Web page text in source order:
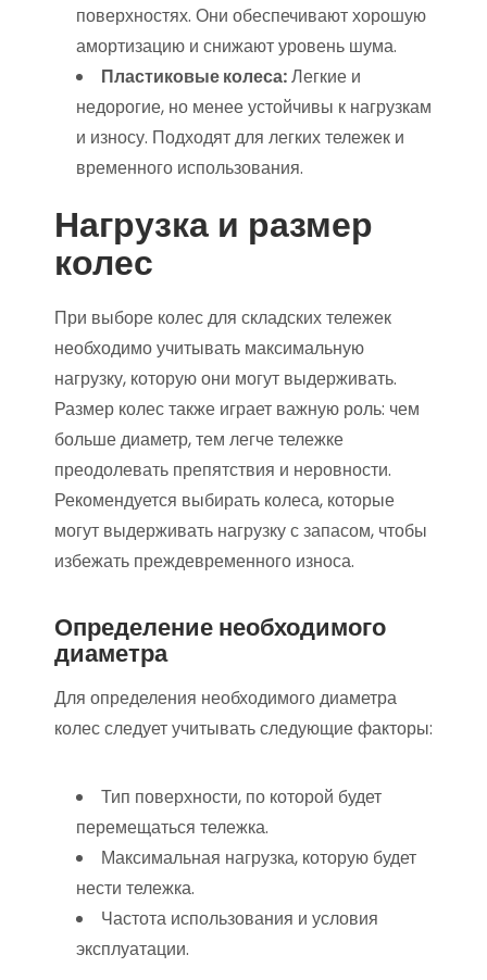
поверхностях. Они обеспечивают хорошую
амортизацию и снижают уровень шума.
Пластиковые колеса:Легкие и
недорогие, но менее устойчивы к нагрузкам
и износу. Подходят для легких тележек и
временного использования.
Нагрузка и размер
колес
При выборе колес для складских тележек
необходимо учитывать максимальную
нагрузку, которую они могут выдерживать.
Размер колес также играет важную роль: чем
больше диаметр, тем легче тележке
преодолевать препятствия и неровности.
Рекомендуется выбирать колеса, которые
могут выдерживать нагрузку с запасом, чтобы
избежать преждевременного износа.
Определение необходимого
диаметра
Для определения необходимого диаметра
колес следует учитывать следующие факторы:
Тип поверхности, по которой будет
перемещаться тележка.
Максимальная нагрузка, которую будет
нести тележка.
Частота использования и условия
эксплуатации.